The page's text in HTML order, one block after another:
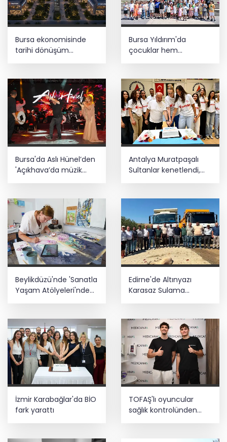
Bursa ekonomisinde
tarihi dönüşüm
KOBİ OSB’de başvurular
başladı
Bursa Yıldırım'da
çocuklar hem
Bursa'da Aslı Hünel’den
'Açıkhava’da müzik
ziyafeti
Antalya Muratpaşalı
Sultanlar kenetlendi,
gözler yeni sezonda
Beylikdüzü'nde 'Sanatla
Yaşam Atölyeleri'nde
Edirne'de Altınyazı
Karasaz Sulama
İzmir Karabağlar'da BİO
fark yarattı
TOFAŞ'lı oyuncular
sağlık kontrolünden